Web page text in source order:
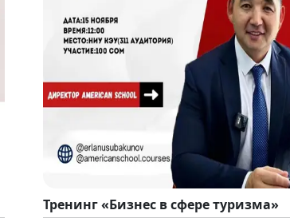
Тренинг «Бизнес в сфере туризма»